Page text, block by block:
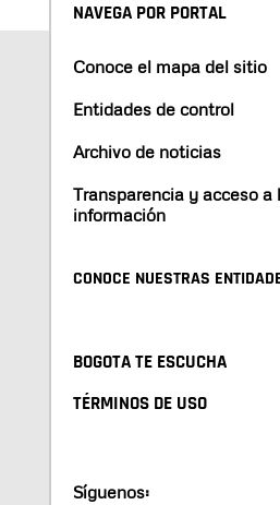
NAVEGA POR PORTAL
Conoce el mapa del sitio
Entidades de control
Archivo de noticias
Transparencia y acceso a
información
CONOCE NUESTRAS
BOGOTA TE ESCUCHA
TÉRMINOS DE USO
Síguenos: